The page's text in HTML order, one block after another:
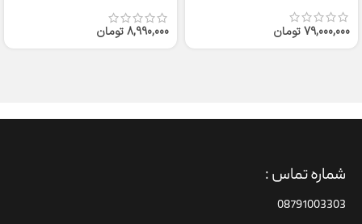
79,000,000تومان
8,990,000تومان
شماره تماس :
08791003303